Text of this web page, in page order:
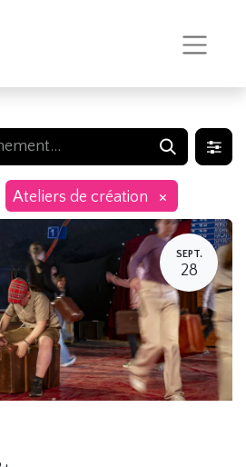
Ateliers de création ×
SEPT.
28